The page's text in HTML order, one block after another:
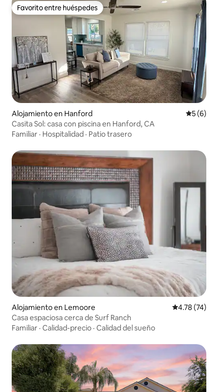
Favorito entre huéspedes
Favorito entre huéspedes
Alojamiento en Hanford
5 (6)
Casita Sol: casa con piscina en Hanford, CA
Familiar · Hospitalidad · Patio trasero
Alojamiento en Lemoore Calificación
4.78 (74)
Casa espaciosa cerca de Surf Ranch
Familiar · Calidad-precio · Calidad del sueño